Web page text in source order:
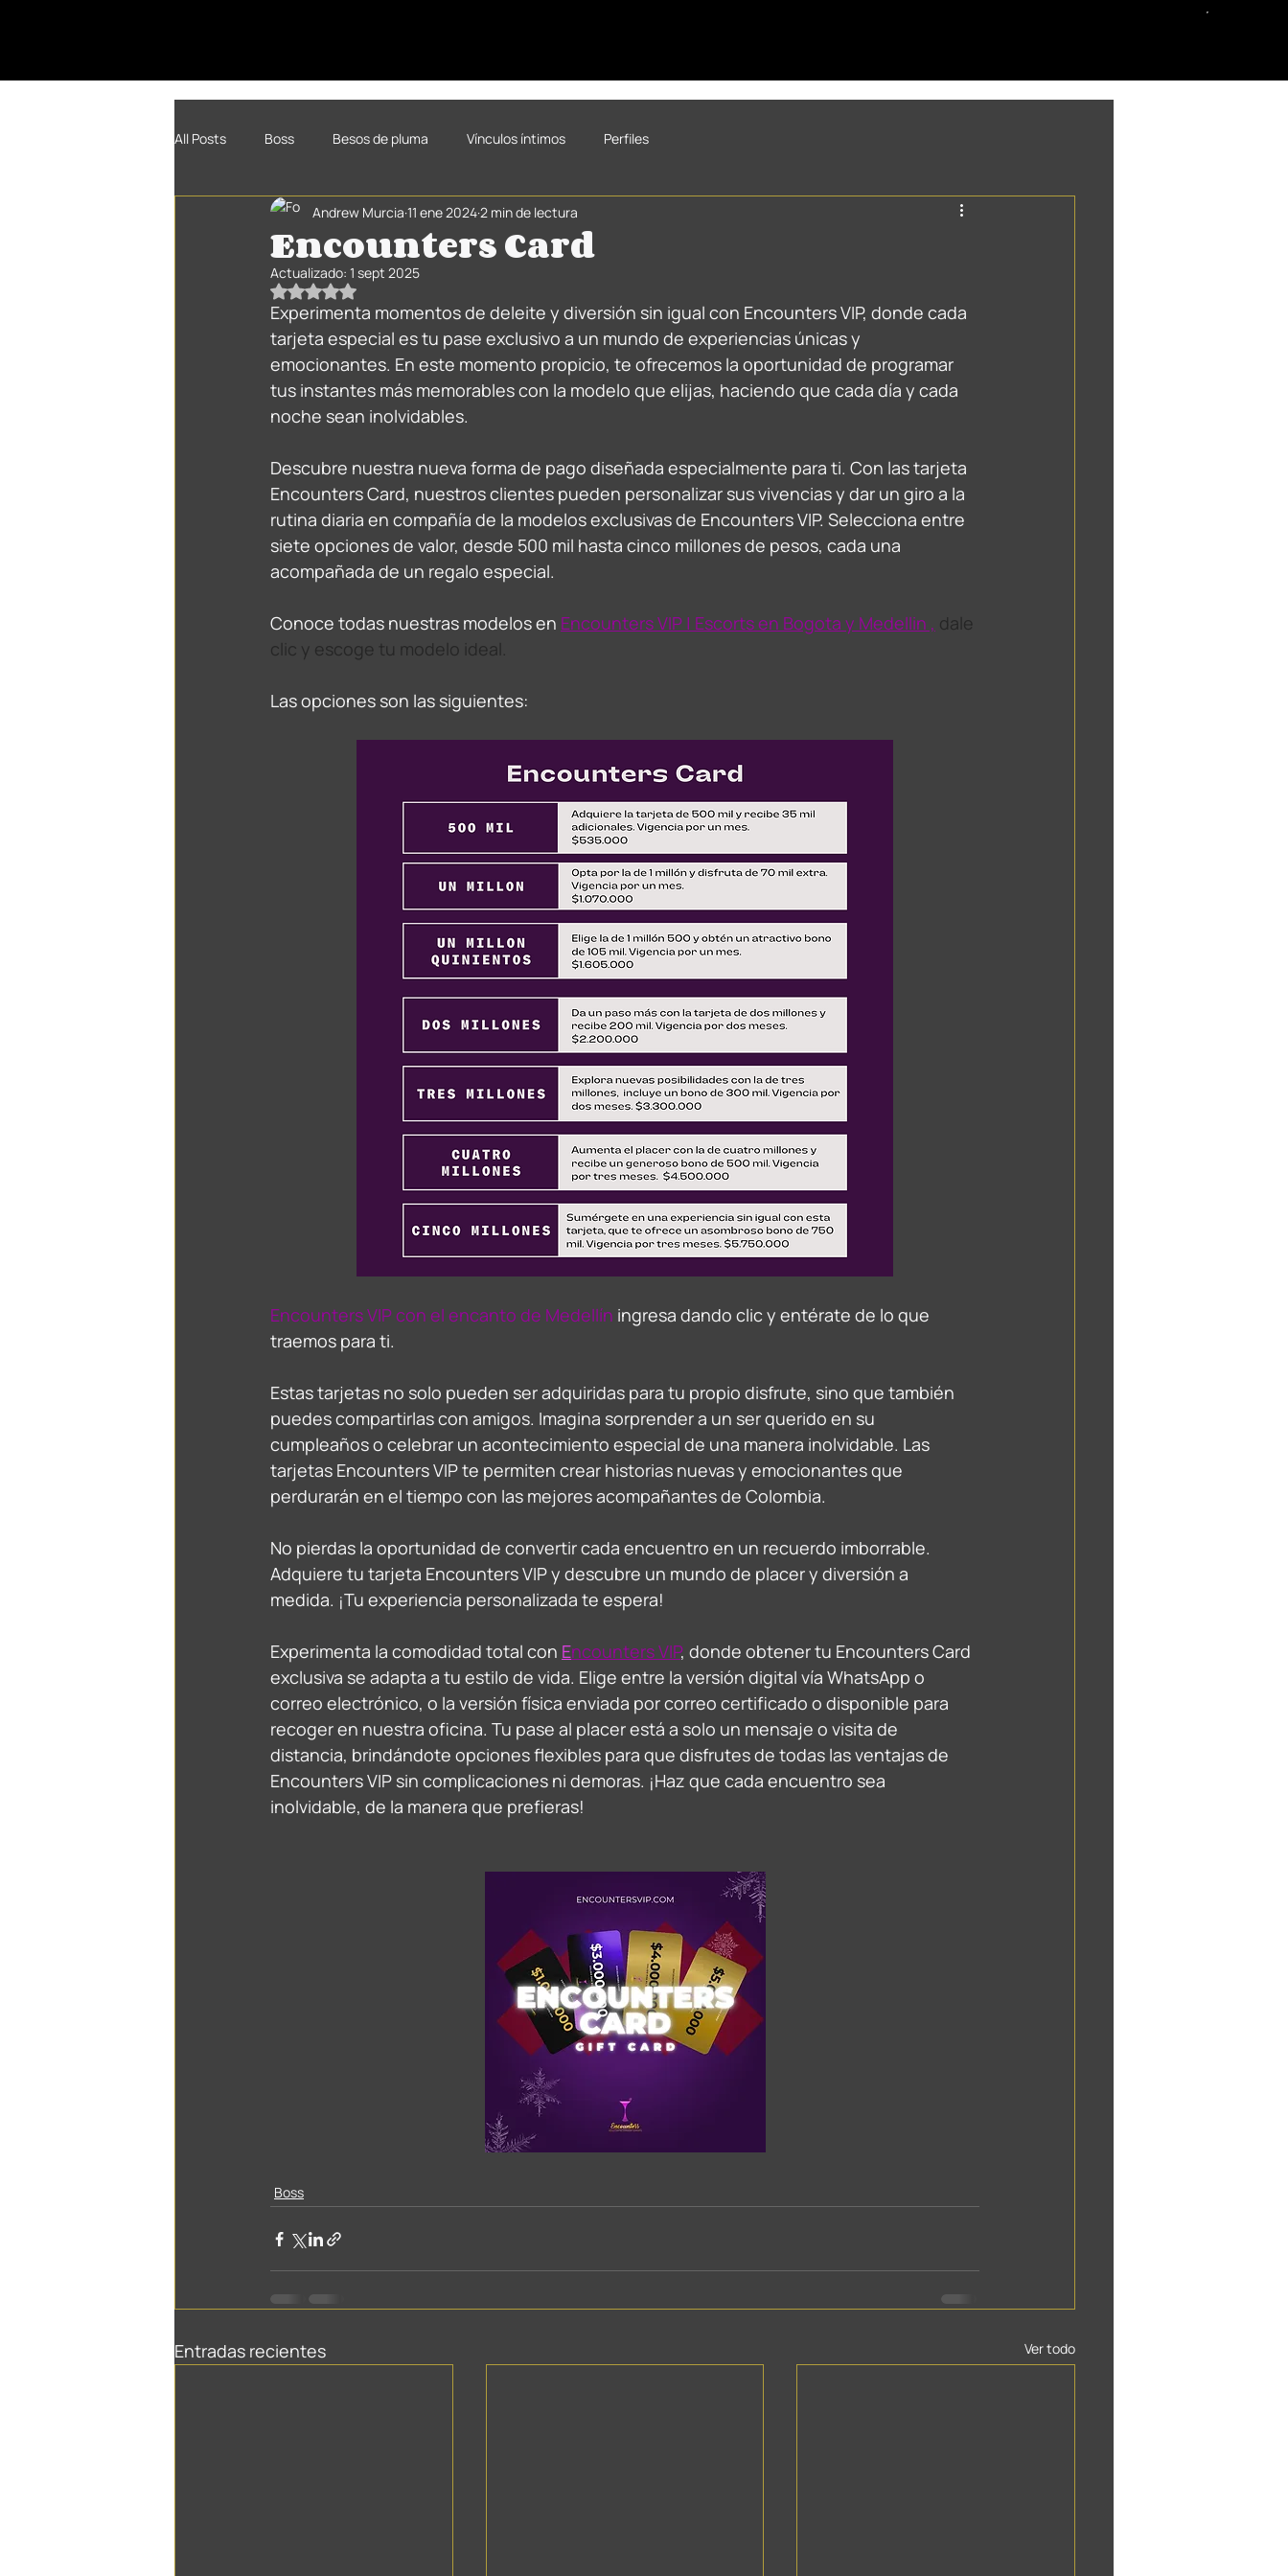
All Posts Boss Besos de pluma Vínculos íntimos Perfiles
Encounters Card
Andrew Murcia 11 ene 20242 min de lectura
Actualizado: 1 sept 2025
Obtuvo NaN de 5 estrellas.
Experimenta momentos de deleite y diversión sin igual con Encounters VIP, donde cada
tarjeta especial es tu pase exclusivo a un mundo de experiencias únicas y
emocionantes. En este momento propicio, te ofrecemos la oportunidad de programar
tus instantes más memorables con la modelo que elijas, haciendo que cada día y cada
noche sean inolvidables.
Descubre nuestra nueva forma de pago diseñada especialmente para ti. Con las tarjeta
Encounters Card, nuestros clientes pueden personalizar sus vivencias y dar un giro a la
rutina diaria en compañía de la modelos exclusivas de Encounters VIP. Selecciona entre
siete opciones de valor, desde 500 mil hasta cinco millones de pesos, cada una
acompañada de un regalo especial.
Conoce todas nuestras modelos en Encounters VIP | Escorts en Bogota y Medellin , dale
clic y escoge tu modelo ideal.
Las opciones son las siguientes:
Encounters VIP con el encanto de Medellín ingresa dando clic y entérate de lo que
traemos para ti.
Estas tarjetas no solo pueden ser adquiridas para tu propio disfrute, sino que también
puedes compartirlas con amigos. Imagina sorprender a un ser querido en su
cumpleaños o celebrar un acontecimiento especial de una manera inolvidable. Las
tarjetas Encounters VIP te permiten crear historias nuevas y emocionantes que
perdurarán en el tiempo con las mejores acompañantes de Colombia.
No pierdas la oportunidad de convertir cada encuentro en un recuerdo imborrable.
Adquiere tu tarjeta Encounters VIP y descubre un mundo de placer y diversión a
medida. ¡Tu experiencia personalizada te espera!
Experimenta la comodidad total con Encounters VIP, donde obtener tu Encounters Card
exclusiva se adapta a tu estilo de vida. Elige entre la versión digital vía WhatsApp o
correo electrónico, o la versión física enviada por correo certificado o disponible para
recoger en nuestra oficina. Tu pase al placer está a solo un mensaje o visita de
distancia, brindándote opciones flexibles para que disfrutes de todas las ventajas de
Encounters VIP sin complicaciones ni demoras. ¡Haz que cada encuentro sea
inolvidable, de la manera que prefieras!
Boss
Entradas recientes Ver todo